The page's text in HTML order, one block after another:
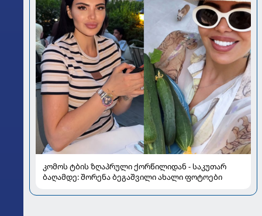
კომოს ტბის ზღაპრული ქორწილიდან - საკუთარ
ბაღამდე: შორენა ბეგაშვილი ახალი ფოტოები